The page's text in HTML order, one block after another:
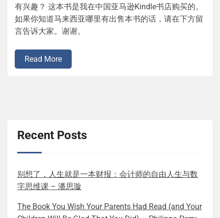
有兴趣？ 这本书是我在中国亚马逊Kindle书店购买的。
如果你知道马来西亚哪里有出售本书的话，请在下方留
言告诉大家。谢谢。
Read More
Recent Posts
别想了，人生就是一本财报：会计师的自由人生与数
字思维课 – 潘思璇
The Book You Wish Your Parents Had Read (and Your